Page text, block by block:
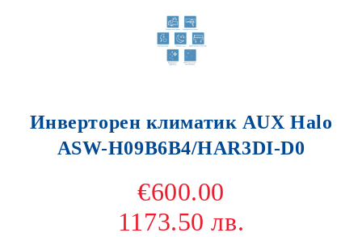
Инверторен климатик AUX Halo
ASW-H09B6B4/HAR3DI-D0
€600.00
1173.50 лв.